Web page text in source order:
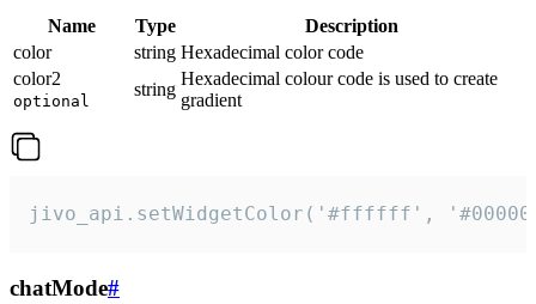
Name Type
Description
color
string Hexadecimal color code
color2
optional
string
Hexadecimal colour code is used to create
gradient
jivo_api.setWidgetColor('#ffffff',
chatMode#